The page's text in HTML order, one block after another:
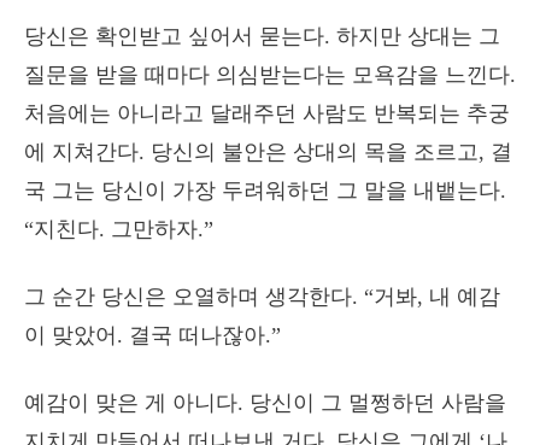
당신은 확인받고 싶어서 묻는다. 하지만 상대는 그
질문을 받을 때마다 의심받는다는 모욕감을 느낀다.
처음에는 아니라고 달래주던 사람도 반복되는 추궁
에 지쳐간다. 당신의 불안은 상대의 목을 조르고, 결
국 그는 당신이 가장 두려워하던 그 말을 내뱉는다.
“지친다. 그만하자.”
그 순간 당신은 오열하며 생각한다. “거봐, 내 예감
이 맞았어. 결국 떠나잖아.”
예감이 맞은 게 아니다. 당신이 그 멀쩡하던 사람을